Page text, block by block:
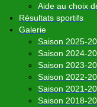
Aide au choix
Résultats sportifs
Galerie
Saison 2025-
Saison 2024-
Saison 2023-
Saison 2022-
Saison 2021-
Saison 2018-